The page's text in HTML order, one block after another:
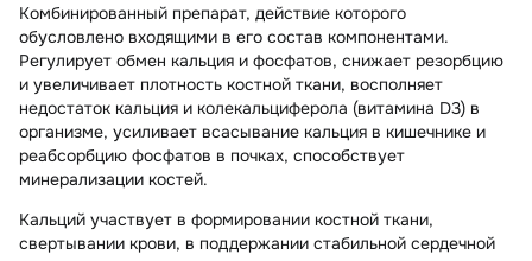
Комбинированный препарат, действие которого
обусловлено входящими в его состав компонентами.
Регулирует обмен кальция и фосфатов, снижает резорбцию
и увеличивает плотность костной ткани, восполняет
недостаток кальция и колекальциферола (витамина D3) в
организме, усиливает всасывание кальция в кишечнике и
реабсорбцию фосфатов в почках, способствует
минерализации костей.
Кальций участвует в формировании костной ткани,
свертывании крови, в поддержании стабильной сердечной